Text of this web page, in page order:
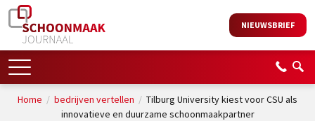
NIEUWSBRIEF
Home / bedrijven vertellen / Tilburg University kiest voor CSU als
innovatieve en duurzame schoonmaakpartner